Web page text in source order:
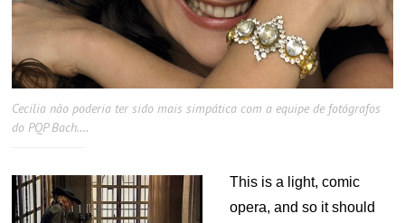
Cecilia não poderia ter sido mais simpática com a equipe de fotógrafos
do PQP Bach….
This is a light, comic
opera, and so it should